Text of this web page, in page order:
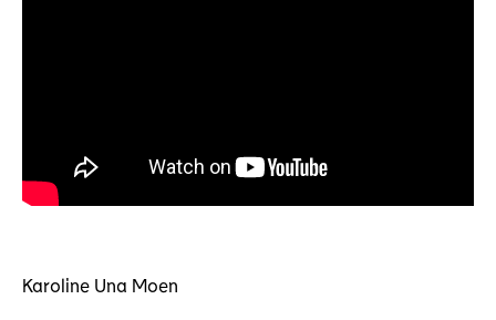
Karoline Una Moen